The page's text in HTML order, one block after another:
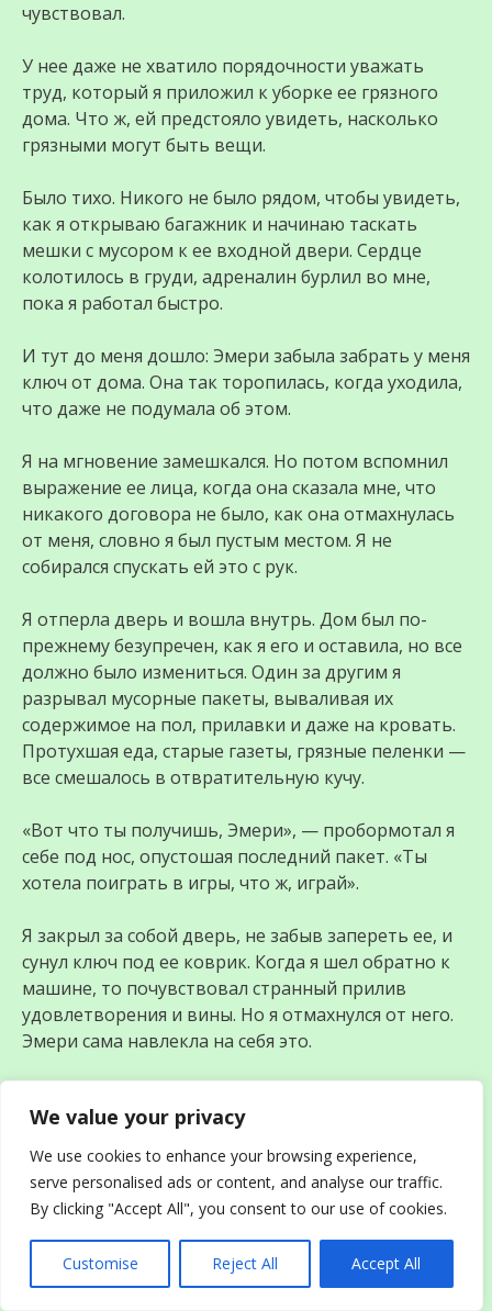
We value your privacy
We use cookies to enhance your browsing experience,
serve personalised ads or content, and analyse our traffic.
By clicking "Accept All", you consent to our use of cookies.
Customise Reject All Accept All
чувствовал.
У нее даже не хватило порядочности уважать
труд, который я приложил к уборке ее грязного
дома. Что ж, ей предстояло увидеть, насколько
грязными могут быть вещи.
Было тихо. Никого не было рядом, чтобы увидеть,
как я открываю багажник и начинаю таскать
мешки с мусором к ее входной двери. Сердце
колотилось в груди, адреналин бурлил во мне,
пока я работал быстро.
И тут до меня дошло: Эмери забыла забрать у меня
ключ от дома. Она так торопилась, когда уходила,
что даже не подумала об этом.
Я на мгновение замешкался. Но потом вспомнил
выражение ее лица, когда она сказала мне, что
никакого договора не было, как она отмахнулась
от меня, словно я был пустым местом. Я не
собирался спускать ей это с рук.
Я отперла дверь и вошла внутрь. Дом был по-
прежнему безупречен, как я его и оставила, но все
должно было измениться. Один за другим я
разрывал мусорные пакеты, вываливая их
содержимое на пол, прилавки и даже на кровать.
Протухшая еда, старые газеты, грязные пеленки —
все смешалось в отвратительную кучу.
«Вот что ты получишь, Эмери», — пробормотал я
себе под нос, опустошая последний пакет. «Ты
хотела поиграть в игры, что ж, играй».
Я закрыл за собой дверь, не забыв запереть ее, и
сунул ключ под ее коврик. Когда я шел обратно к
машине, то почувствовал странный прилив
удовлетворения и вины. Но я отмахнулся от него.
Эмери сама навлекла на себя это.
услышал яростный стук в мою входную дверь. Я
поняла, кто это, еще до того, как открыла дверь.
«Пруденс! Что, черт возьми, ты сделала с моим
домом?!» кричала Эмери, ее лицо было красным от